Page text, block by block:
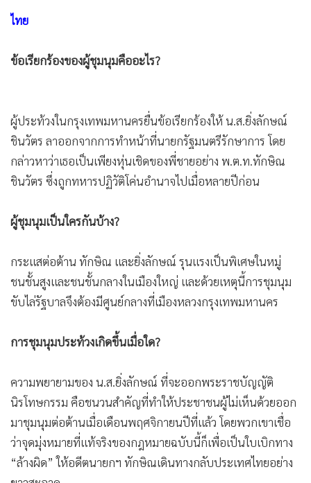
• Factcheck
• News1
ไทย
ข้อเรียกร้องของผู้ชุมนุมคืออะไร?
ผู้ประท้วงในกรุงเทพมหานครยื่นข้อเรียกร้องให้ น.ส.ยิ่งลักษณ์
ชินวัตร ลาออกจากการทำหน้าที่นายกรัฐมนตรีรักษาการ โดย
กล่าวหาว่าเธอเป็นเพียงหุ่นเชิดของพี่ชายอย่าง พ.ต.ท.ทักษิณ
ชินวัตร ซึ่งถูกทหารปฏิวัติโค่นอำนาจไปเมื่อหลายปีก่อน
ผู้ชุมนุมเป็นใครกันบ้าง?
กระแสต่อต้าน ทักษิณ และยิ่งลักษณ์ รุนแรงเป็นพิเศษในหมู่
ชนชั้นสูงและชนชั้นกลางในเมืองใหญ่ และด้วยเหตุนี้การชุมนุม
ขับไล่รัฐบาลจึงต้องมีศูนย์กลางที่เมืองหลวงกรุงเทพมหานคร
การชุมนุมประท้วงเกิดขึ้นเมื่อใด?
ความพยายามของ น.ส.ยิ่งลักษณ์ ที่จะออกพระราชบัญญัติ
นิรโทษกรรม คือชนวนสำคัญที่ทำให้ประชาชนผู้ไม่เห็นด้วยออก
มาชุมนุมต่อต้านเมื่อเดือนพฤศจิกายนปีที่แล้ว โดยพวกเขาเชื่อ
ว่าจุดมุ่งหมายที่แท้จริงของกฎหมายฉบับนี้ก็เพื่อเป็นใบเบิกทาง
“ล้างผิด” ให้อดีตนายกฯ ทักษิณเดินทางกลับประเทศไทยอย่าง